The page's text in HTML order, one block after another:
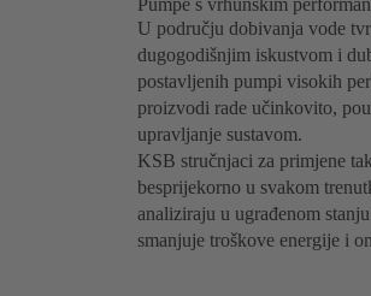
Pumpe s vrhunskim
U području dobivanja vode
dugogodišnjim iskustvom i
postavljenih pumpi visokih
proizvodi rade učinkovito,
upravljanje sustavom.
KSB stručnjaci za primjene
besprijekorno u svakom
analiziraju u ugrađenom
smanjuje troškove energije i